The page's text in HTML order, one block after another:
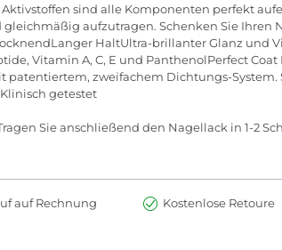
sind alle Komponenten perfekt
aufzutragen. Schenken Sie Ihren
HaltUltra-brillanter Glanz und
Vitamin A, C, E und PanthenolPerfect
patentiertem, zweifachem Dichtungs-
getestet
Sie anschließend den Nagellack in 1-2
auf Rechnung Kostenlose Retoure